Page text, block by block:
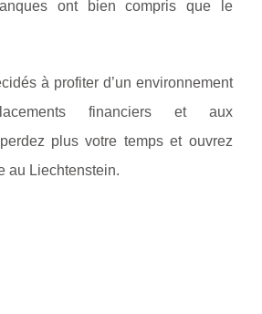
ont bien compris que le
à profiter d’un environnement
financiers et aux
plus votre temps et ouvrez
au Liechtenstein.